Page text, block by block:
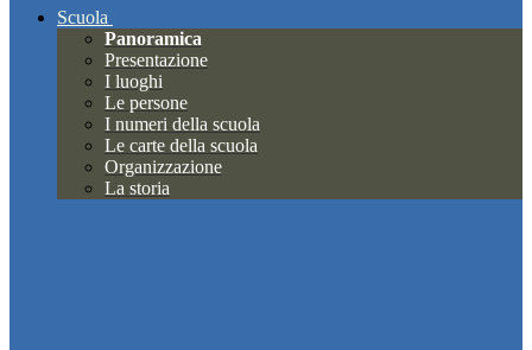
Scuola
Panoramica
Presentazione
I luoghi
Le persone
I numeri della scuola
Le carte della scuola
Organizzazione
La storia